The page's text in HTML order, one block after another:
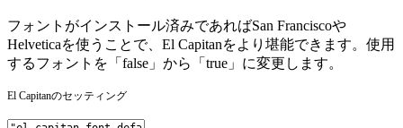
フォントがインストール済みであればSan Franciscoや
Helveticaを使うことで、El Capitanをより堪能できます。使用
するフォントを「false」から「true」に変更します。
El Capitanのセッティング